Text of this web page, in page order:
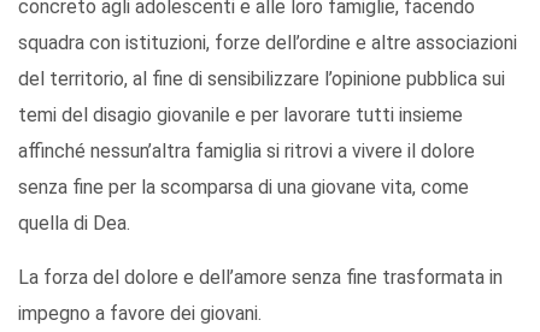
concreto agli adolescenti e alle loro famiglie, facendo
squadra con istituzioni, forze dell’ordine e altre associazioni
del territorio, al fine di sensibilizzare l’opinione pubblica sui
temi del disagio giovanile e per lavorare tutti insieme
affinché nessun’altra famiglia si ritrovi a vivere il dolore
senza fine per la scomparsa di una giovane vita, come
quella di Dea.
La forza del dolore e dell’amore senza fine trasformata in
impegno a favore dei giovani.